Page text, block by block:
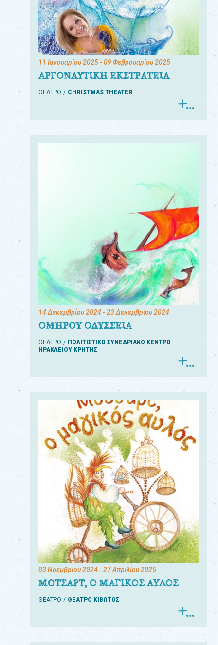
11 Ιανουαρίου 2025- 09 Φεβρουαρίου 2025
ΑΡΓΟΝΑΥΤΙΚΗ ΕΚΣΤΡΑΤΕΙΑ
ΘΕΑΤΡΟ CHRISTMAS THEATER
14 Δεκεμβρίου 2024- 23 Δεκεμβρίου 2024
ΟΜΗΡΟΥ ΟΔΥΣΣΕΙΑ
ΘΕΑΤΡΟ
ΠΟΛΙΤΙΣΤΙΚΟ ΣΥΝΕΔΡΙΑΚΟ ΚΕΝΤΡΟ
ΗΡΑΚΛΕΙΟΥ ΚΡΗΤΗΣ
03 Νοεμβρίου 2024- 27 Απριλίου 2025
ΜΟΤΣΑΡΤ, Ο ΜΑΓΙΚΟΣ ΑΥΛΟΣ
ΘΕΑΤΡΟ ΘΕΑΤΡΟ ΚΙΒΩΤΟΣ